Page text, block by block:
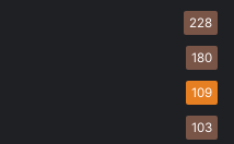
228
180
109
103